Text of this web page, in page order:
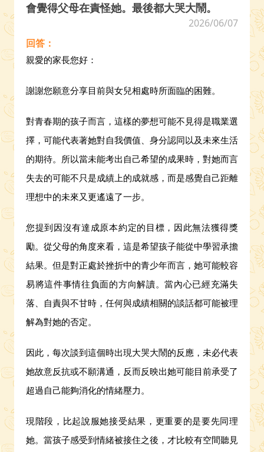
會覺得父母在責怪她。最後都大哭大鬧。
2026/06/07
回答：
親愛的家長您好：
謝謝您願意分享目前與女兒相處時所面臨的困難。
對青春期的孩子而言，這樣的夢想可能不見得是職業選
擇，可能代表著她對自我價值、身分認同以及未來生活
的期待。所以當未能考出自己希望的成果時，對她而言
失去的可能不只是成績上的成就感，而是感覺自己距離
理想中的未來又更遙遠了一步。
您提到因沒有達成原本約定的目標，因此無法獲得獎
勵。從父母的角度來看，這是希望孩子能從中學習承擔
結果。但是對正處於挫折中的青少年而言，她可能較容
易將這件事情往負面的方向解讀。當內心已經充滿失
落、自責與不甘時，任何與成績相關的談話都可能被理
解為對她的否定。
因此，每次談到這個時出現大哭大鬧的反應，未必代表
她故意反抗或不願溝通，反而反映出她可能目前承受了
超過自己能夠消化的情緒壓力。
現階段，比起說服她接受結果，更重要的是要先同理
她。當孩子感受到情緒被接住之後，才比較有空間聽見